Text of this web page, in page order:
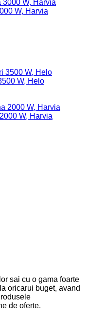
W, Harvia
W, Helo
W, Harvia
sai cu o gama foarte
oricarui buget, avand
de oferte.